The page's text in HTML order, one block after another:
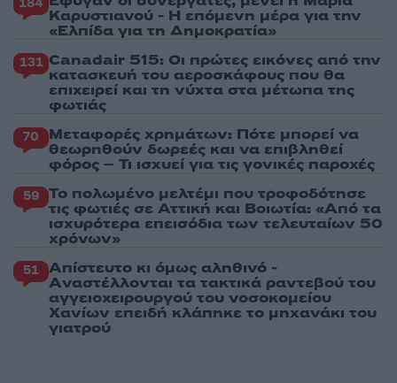
Καρυστιανού - Η επόμενη μέρα για την
«Ελπίδα για τη Δημοκρατία»
131 Canadair 515: Οι πρώτες εικόνες από την
κατασκευή του αεροσκάφους που θα
επιχειρεί και τη νύχτα στα μέτωπα της
φωτιάς
70 Μεταφορές χρημάτων: Πότε μπορεί να
θεωρηθούν δωρεές και να επιβληθεί
φόρος – Τι ισχυεί για τις γονικές παροχές
59 Το πολωμένο μελτέμι που τροφοδότησε
τις φωτιές σε Αττική και Βοιωτία: «Από τα
ισχυρότερα επεισόδια των τελευταίων 50
χρόνων»
51 Απίστευτο κι όμως αληθινό -
Aναστέλλονται τα τακτικά ραντεβού του
αγγειοχειρουργού του νοσοκομείου
Χανίων επειδή κλάπηκε το μηχανάκι του
γιατρού